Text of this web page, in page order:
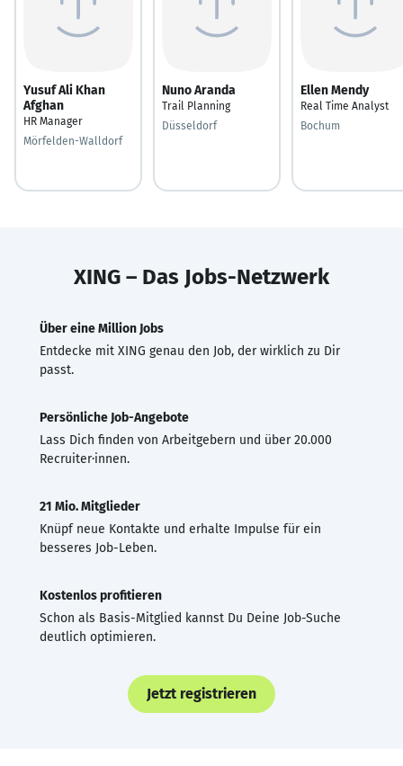
Yusuf Ali Khan
Afghan
HR Manager
Mörfelden-Walldorf
Nuno Aranda
Trail Planning
Düsseldorf
Ellen Mendy
Real Time Analyst
Bochum
XING – Das Jobs-Netzwerk
Über eine Million Jobs
Entdecke mit XING genau den Job, der wirklich zu Dir
passt.
Persönliche Job-Angebote
Lass Dich finden von Arbeitgebern und über 20.000
Recruiter·innen.
21 Mio. Mitglieder
Knüpf neue Kontakte und erhalte Impulse für ein
besseres Job-Leben.
Kostenlos profitieren
Schon als Basis-Mitglied kannst Du Deine Job-Suche
deutlich optimieren.
Jetzt registrieren